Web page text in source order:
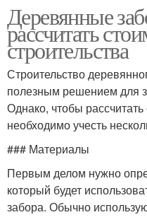
Деревянные
рассчитать
строительства
Строительство
полезным решением для
Однако, чтобы рассчитать
необходимо учесть
### Материалы
Первым делом нужно
который будет
забора. Обычно